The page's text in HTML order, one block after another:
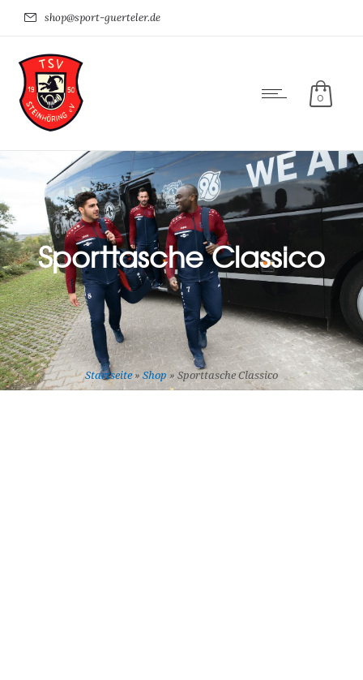
shop@sport-guerteler.de
0
Sporttasche Classico
Startseite»Shop » Sporttasche Classico